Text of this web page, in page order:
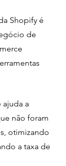
Shopify é
de
ajuda a
não foram
otimizando
a taxa de